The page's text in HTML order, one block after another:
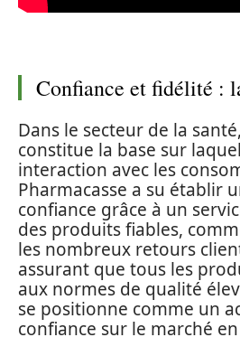
Confiance et fidélité :
Dans le secteur de la
constitue la base sur
interaction avec les
Pharmacasse a su établir
confiance grâce à un
des produits fiables,
les nombreux retours
assurant que tous les
aux normes de qualité
se positionne comme un
confiance sur le marché